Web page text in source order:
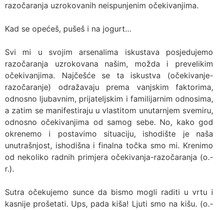
razočaranja uzrokovanih neispunjenim očekivanjima.
Kad se opećeš, pušeš i na jogurt…
Svi mi u svojim arsenalima iskustava posjedujemo
razočaranja uzrokovana našim, možda i prevelikim
očekivanjima. Najčešće se ta iskustva (očekivanje-
razočaranje) odražavaju prema vanjskim faktorima,
odnosno ljubavnim, prijateljskim i familijarnim odnosima,
a zatim se manifestiraju u vlastitom unutarnjem svemiru,
odnosno očekivanjima od samog sebe. No, kako god
okrenemo i postavimo situaciju, ishodište je naša
unutrašnjost, ishodišna i finalna točka smo mi. Krenimo
od nekoliko radnih primjera očekivanja-razočaranja (o.-
r.).
Sutra očekujemo sunce da bismo mogli raditi u vrtu i
kasnije prošetati. Ups, pada kiša! Ljuti smo na kišu. (o.-